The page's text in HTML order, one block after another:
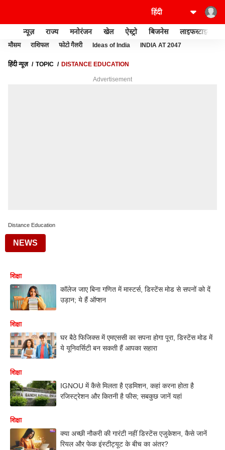
न्यूज़ राज्य मनोरंजन खेल ऐस्ट्रो बिजनेस लाइफस्टाइल
मौसम राशिफल फोटो गैलरी Ideas of India INDIA AT 2047
हिंदी न्यूज़ TOPIC DISTANCE EDUCATION
Advertisement
Distance Education
NEWS
शिक्षा
कॉलेज जाए बिना गणित में मास्टर्स, डिस्टेंस मोड से सपनों को दें
उड़ान; ये हैं ऑप्शन
शिक्षा
घर बैठे फिजिक्स में एमएससी का सपना होगा पूरा, डिस्टेंस मोड में
ये यूनिवर्सिटी बन सकती हैं आपका सहारा
शिक्षा
IGNOU में कैसे मिलता है एडमिशन, कहां करना होता है
रजिस्ट्रेशन और कितनी है फीस; सबकुछ जानें यहां
शिक्षा
क्या अच्छी नौकरी की गारंटी नहीं डिस्टेंस एजुकेशन, कैसे जानें
रियल और फेक इंस्टीट्यूट के बीच का अंतर?